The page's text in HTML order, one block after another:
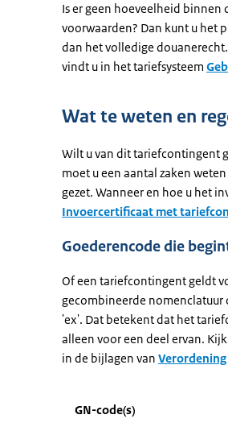
Is er geen hoeveelheid
voorwaarden? Dan kunt u het
dan het volledige
vindt u in het tariefsysteem
Wat te weten en
Wilt u van dit tariefcontingent
moet u een aantal zaken
gezet. Wanneer en hoe u het
Invoercertificaat met
Goederencode die
Of een tariefcontingent geldt
gecombineerde nomenclatuur
'ex'. Dat betekent dat het
alleen voor een deel ervan.
in de bijlagen van
GN-code(s)